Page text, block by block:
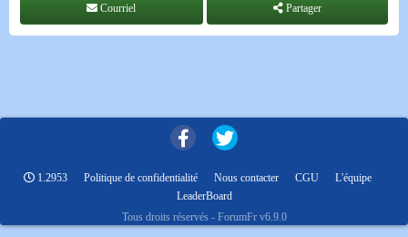
Courriel Partager
1.2953 Politique de confidentialité Nous contacter CGU
L'équipe
LeaderBoard
Tous droits réservés - ForumFr v6.9.0